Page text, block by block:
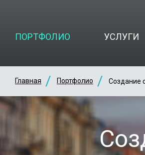
ПОРТФОЛИО УСЛУГИ
Главная Портфолио Создание